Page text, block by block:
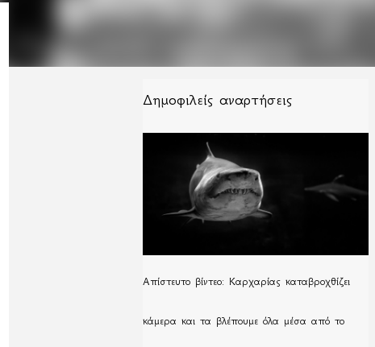
Δημοφιλείς αναρτήσεις
Απίστευτο βίντεο: Καρχαρίας καταβροχθίζει
κάμερα και τα βλέπουμε όλα μέσα από το